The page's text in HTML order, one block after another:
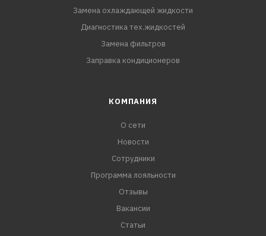
Замена охлаждающей жидкости
Диагностика тех.жидкостей
Замена фильтров
Заправка кондиционеров
КОМПАНИЯ
О сети
Новости
Сотрудники
Программа лояльности
Отзывы
Вакансии
Статьи